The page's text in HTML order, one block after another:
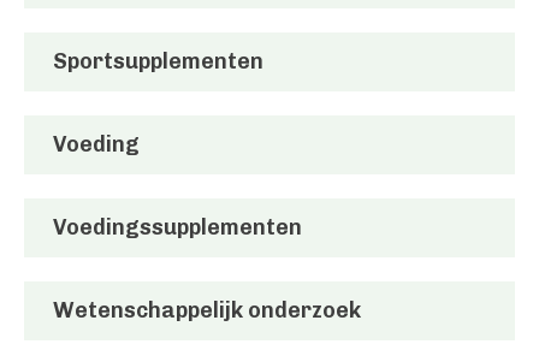
Sportsupplementen
Voeding
Voedingssupplementen
Wetenschappelijk onderzoek